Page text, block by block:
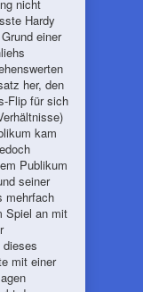
nicht
Hardy
einer
her, den
Flip für sich
kam
Publikum
seiner
mehrfach
Spiel an mit
mit einer